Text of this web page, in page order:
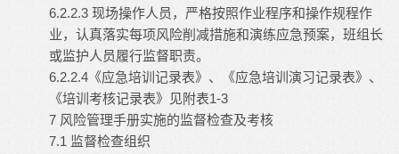
6.2.2.3 现场操作人员，严格按照作业程序和操作规程作
业，认真落实每项风险削减措施和演练应急预案，班组长
或监护人员履行监督职责。
6.2.2.4《应急培训记录表》、《应急培训演习记录表》、
《培训考核记录表》见附表1-3
7 风险管理手册实施的监督检查及考核
7.1 监督检查组织